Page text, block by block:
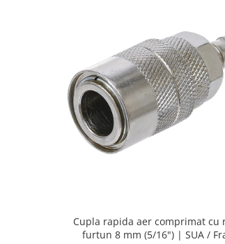
Cupla rapida aer comprimat cu
furtun 8 mm (5/16") | SUA /